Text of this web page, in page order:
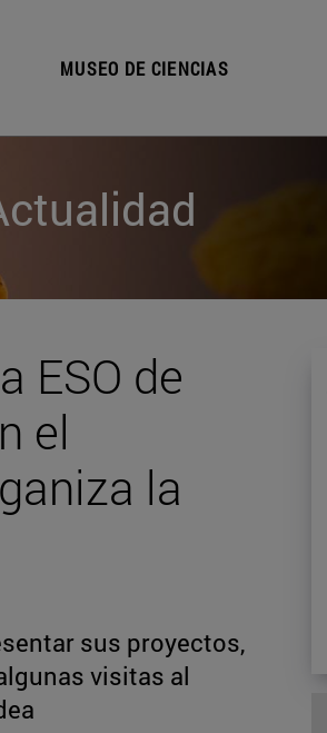
MUSEO DE CIENCIAS
ESO de
el
la
sus proyectos,
visitas al